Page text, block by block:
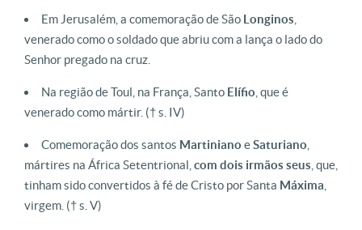
Em Jerusalém, a comemoração de São Longinos
venerado como o soldado que abriu com a lança o lado do
Senhor pregado na cruz.
Na região de Toul, na França, Santo Elífio , que é
venerado como mártir. († s. IV)
Comemoração dos santos Martiniano eSaturiano
mártires na África Setentrional, com dois irmãos seus , que,
tinham sido convertidos à fé de Cristo por Santa Máxima
virgem. († s. V)